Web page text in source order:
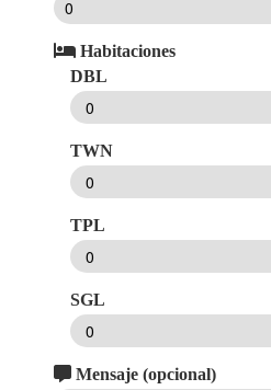
Habitaciones
DBL
TWN
TPL
SGL
Mensaje (opcional)